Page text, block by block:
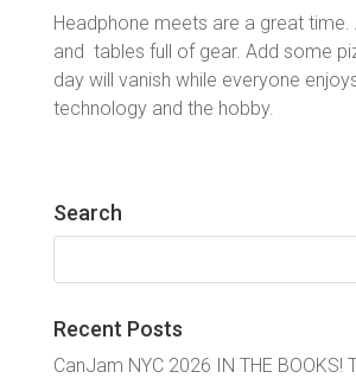
Headphone meets are a great time.
and tables full of gear. Add some
day will vanish while everyone
technology and the hobby.
Search
搜
Recent Posts
CanJam NYC 2026 IN THE BOOKS!